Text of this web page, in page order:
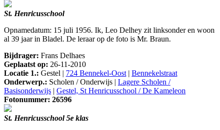
St. Henricusschool
Opnamedatum: 15 juli 1956. Ik, Leo Delhey zit linksonder en woon
al 39 jaar in Bladel. De leraar op de foto is Mr. Braun.
Bijdrager: Frans Delhaes
Geplaatst op: 26-11-2010
Locatie 1.: Gestel | 724 Bennekel-Oost | Bennekelstraat
Onderwerp.: Scholen / Onderwijs | Lagere Scholen /
Basisonderwijs | Gestel, St Henricusschool / De Kameleon
Fotonummer: 26596
St. Henricusschool 5e klas